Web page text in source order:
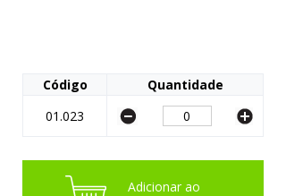
Código
Quantidade
01.023
Adicionar ao